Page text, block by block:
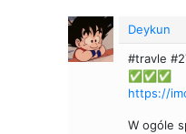
Deykun
#travle
✅✅✅
https://
W ogóle